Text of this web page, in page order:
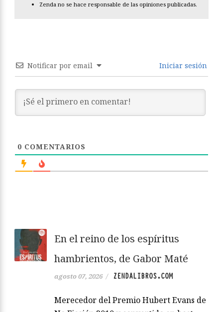
Zenda no se hace responsable de las opiniones publicadas.
Notificar por email Iniciar sesión
0 COMENTARIOS
En el reino de los espíritus
hambrientos, de Gabor Maté
agosto 07, 2026 / ZENDALIBROS.COM
Merecedor del Premio Hubert Evans de